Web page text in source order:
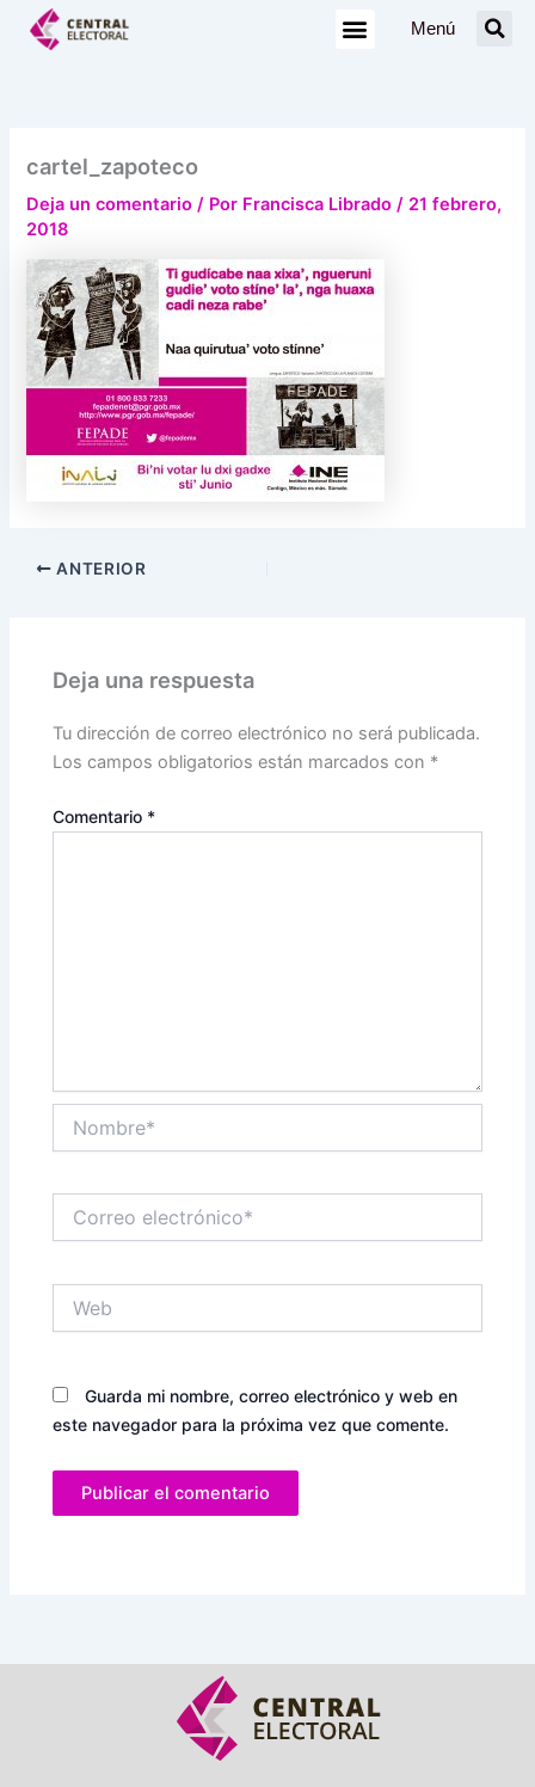
Menú
cartel_zapoteco
Deja un comentario / Por Francisca Librado/ 21 febrero,
2018
ANTERIOR
Deja una respuesta
Tu dirección de correo electrónico no será publicada.
Los campos obligatorios están marcados con *
Comentario *
electrónico*
Guarda mi nombre, correo electrónico y web en
este navegador para la próxima vez que comente.